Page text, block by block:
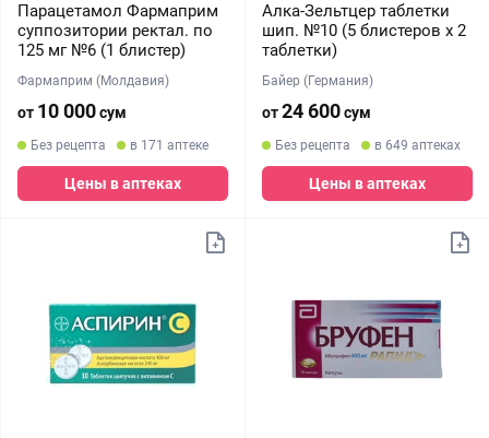
Парацетамол Фармаприм
суппозитории ректал. по
125 мг №6 (1 блистер)
Фармаприм (Молдавия)
от 10 000сум
Без рецепта в 171 аптеке
Цены в аптеках
Алка-Зельтцер таблетки
шип. №10 (5 блистеров х 2
таблетки)
Байер (Германия)
от24 600сум
Без рецепта в 649 аптеках
Цены в аптеках